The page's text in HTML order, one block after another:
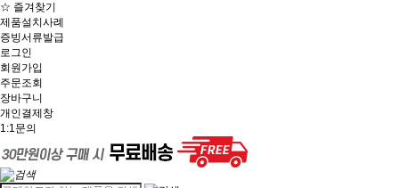
☆ 즐겨찾기
제품설치사례
증빙서류발급
로그인
회원가입
주문조회
장바구니
개인결제창
1:1문의